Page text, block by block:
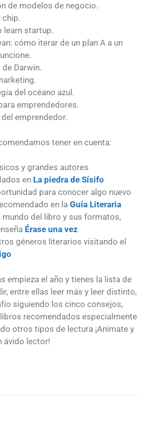
de modelos de negocio.
chip.
learn startup.
cómo iterar de un plan A a un
Darwin.
del océano azul.
emprendedores.
del emprendedor.
tener en cuenta:
y grandes autores
en La piedra de Sísifo
para conocer algo nuevo
en la Guía Literaria
mundo del libro y sus formatos,
Érase una vez
géneros literarios visitando el
empieza el año y tienes la lista de
entre ellas leer más y leer distinto,
siguiendo los cinco consejos,
recomendados especialmente
otros tipos de lectura ¡Anímate y
ávido lector!